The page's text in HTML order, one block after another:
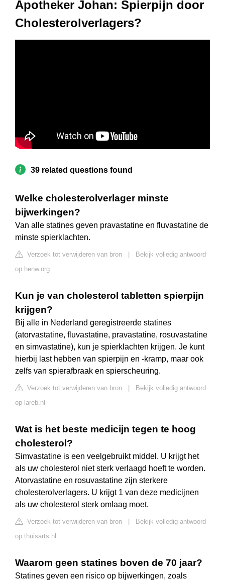
Apotheker Johan: Spierpijn door
Cholesterolverlagers?
39 related questions found
Welke cholesterolverlager minste
bijwerkingen?
Van alle statines geven pravastatine en fluvastatine de
minste spierklachten.
Verzoek tot verwijderen van bron
Bekijk volledig antwoord
op henw.org
Kun je van cholesterol tabletten spierpijn
krijgen?
Bij alle in Nederland geregistreerde statines
(atorvastatine, fluvastatine, pravastatine, rosuvastatine
en simvastatine), kun je spierklachten krijgen. Je kunt
hierbij last hebben van spierpijn en -kramp, maar ook
zelfs van spierafbraak en spierscheuring.
Verzoek tot verwijderen van bron
Bekijk volledig antwoord
op lareb.nl
Wat is het beste medicijn tegen te hoog
cholesterol?
Simvastatine is een veelgebruikt middel. U krijgt het
als uw cholesterol niet sterk verlaagd hoeft te worden.
Atorvastatine en rosuvastatine zijn sterkere
cholesterolverlagers. U krijgt 1 van deze medicijnen
als uw cholesterol sterk omlaag moet.
Verzoek tot verwijderen van bron
Bekijk volledig antwoord
op thuisarts.nl
Waarom geen statines boven de 70 jaar?
Statines geven een risico op bijwerkingen, zoals